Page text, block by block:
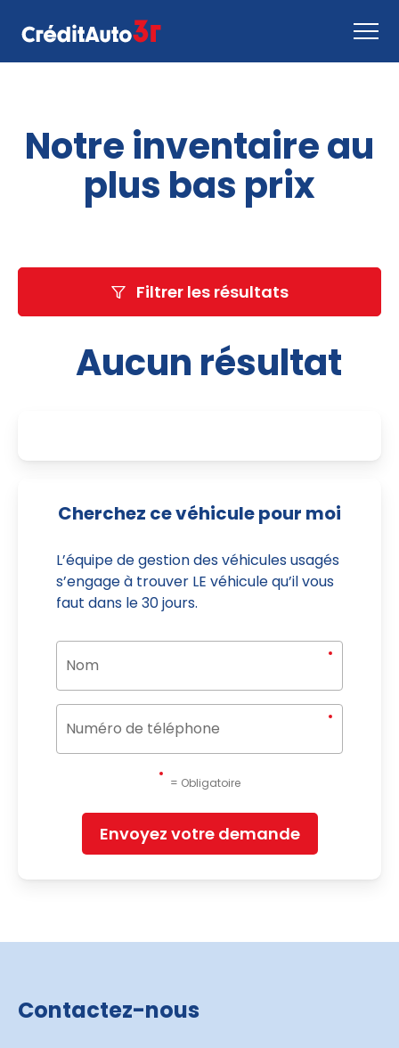
Comment ça marche
Nous joindre
Inventaire
Notre inventaire au
plus bas prix
Filtrer les résultats
Aucun résultat
Cherchez ce véhicule pour moi
L’équipe de gestion des véhicules usagés
s’engage à trouver LE véhicule qu’il vous
faut dans le 30 jours.
= Obligatoire
Envoyez votre demande
Contactez-nous